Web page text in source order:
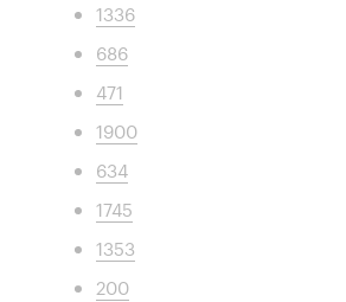
1336
686
471
1900
634
1745
1353
200